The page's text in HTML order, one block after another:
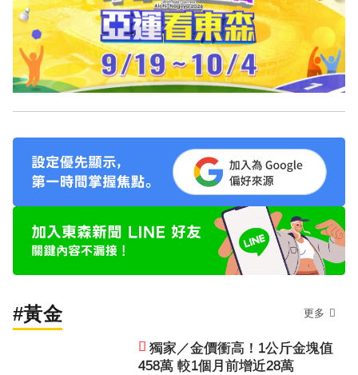
#黃金 更多
獨家／金價衝高！1公斤金塊值
458萬 較1個月前增近28萬